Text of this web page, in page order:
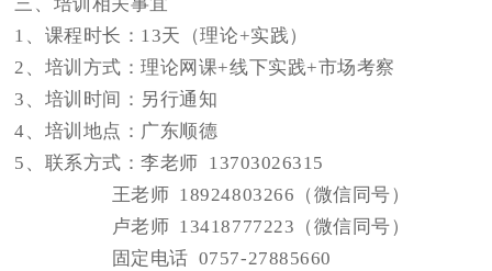
培训相关事宜
1、课程时长：13天（理论+实践）
2、培训方式：理论网课+线下实践+市场考察
3、 培训时间： 另行通知
4、 培训地点： 广东顺德
5、联系方式：李老师
13703026315
王老师 18924803266（微信同号）
卢老师 13418777223 （微信同号）
固定电话 0757-27885660